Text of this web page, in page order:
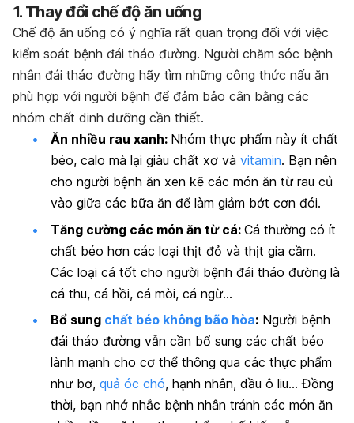
1. Thay đổi chế độ ăn uống
Chế độ ăn uống có ý nghĩa rất quan trọng đối với việc
kiểm soát bệnh đái tháo đường. Người chăm sóc bệnh
nhân đái tháo đường hãy tìm những công thức nấu ăn
phù hợp với người bệnh để đảm bảo cân bằng các
nhóm chất dinh dưỡng cần thiết.
Ăn nhiều rau xanh: Nhóm thực phẩm này ít chất
béo, calo mà lại giàu chất xơ và vitamin. Bạn nên
cho người bệnh ăn xen kẽ các món ăn từ rau củ
vào giữa các bữa ăn để làm giảm bớt cơn đói.
Tăng cường các món ăn từ cá: Cá thường có ít
chất béo hơn các loại thịt đỏ và thịt gia cầm.
Các loại cá tốt cho người bệnh đái tháo đường là
cá thu, cá hồi, cá mòi, cá ngừ…
Bổ sung chất béo không bão hòa: Người bệnh
đái tháo đường vẫn cần bổ sung các chất béo
lành mạnh cho cơ thể thông qua các thực phẩm
như bơ, quả óc chó, hạnh nhân, dầu ô liu… Đồng
thời, bạn nhớ nhắc bệnh nhân tránh các món ăn